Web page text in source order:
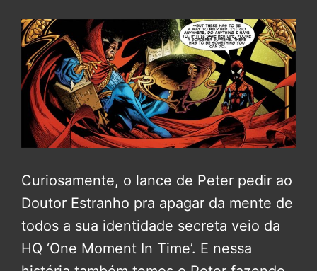
Curiosamente, o lance de Peter pedir ao
Doutor Estranho pra apagar da mente de
todos a sua identidade secreta veio da
HQ ‘One Moment In Time’. E nessa